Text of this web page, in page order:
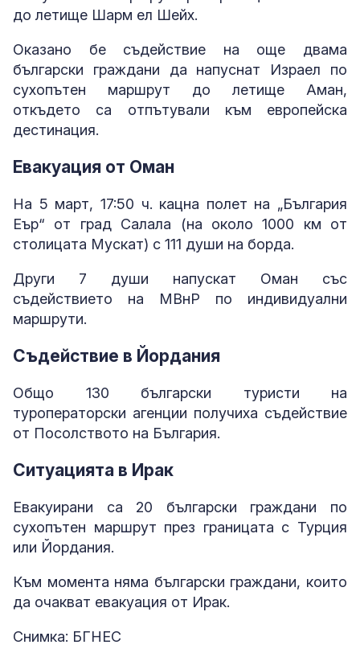
до летище Шарм ел Шейх.
Оказано бе съдействие на още двама
български граждани да напуснат Израел по
сухопътен маршрут до летище Аман,
откъдето са отпътували към европейска
дестинация.
Евакуация от Оман
На 5 март, 17:50 ч. кацна полет на „България
Еър“ от град Салала (на около 1000 км от
столицата Мускат) с 111 души на борда.
Други 7 души напускат Оман със
съдействието на МВнР по индивидуални
маршрути.
Съдействие в Йордания
Общо 130 български туристи на
туроператорски агенции получиха съдействие
от Посолството на България.
Ситуацията в Ирак
Евакуирани са 20 български граждани по
сухопътен маршрут през границата с Турция
или Йордания.
Към момента няма български граждани, които
да очакват евакуация от Ирак.
Снимка: БГНЕС